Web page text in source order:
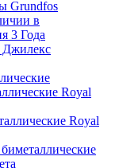
Grundfos
в
3 Года
Джилекс
Royal
Royal